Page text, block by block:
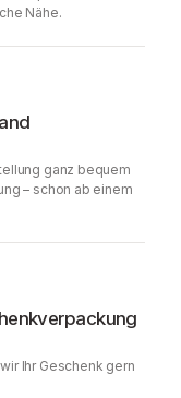
Nähe.
ganz bequem
– schon ab einem
Ihr Geschenk gern